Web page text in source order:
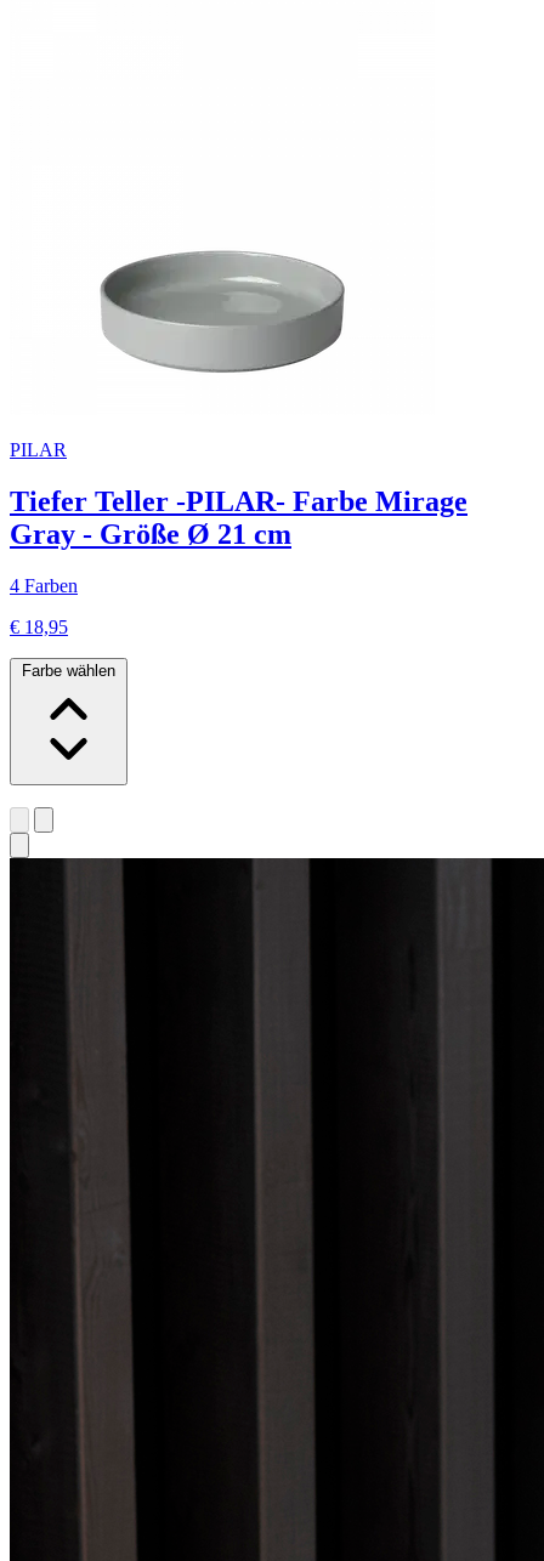
PILAR
Tiefer Teller -PILAR- Farbe Mirage
Gray - Größe Ø 21 cm
4 Farben
€ 18,95
Farbe wählen